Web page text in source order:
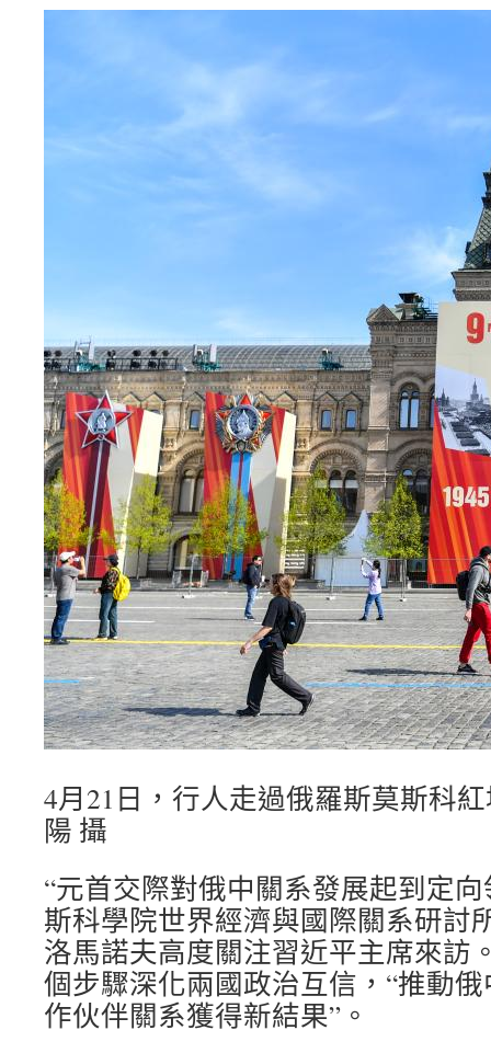
4月21日，行人走過俄羅斯莫斯科
陽 攝
“元首交際對俄中關系發展起到定
斯科學院世界經濟與國際關系研討
洛馬諾夫高度關注習近平主席來訪
個步驟深化兩國政治互信，“推動
作伙伴關系獲得新結果”。